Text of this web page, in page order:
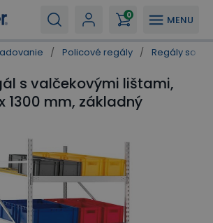
MENU
0
/ Policové regály / Regály so
s valčekovými lištami,
1300 mm, základný